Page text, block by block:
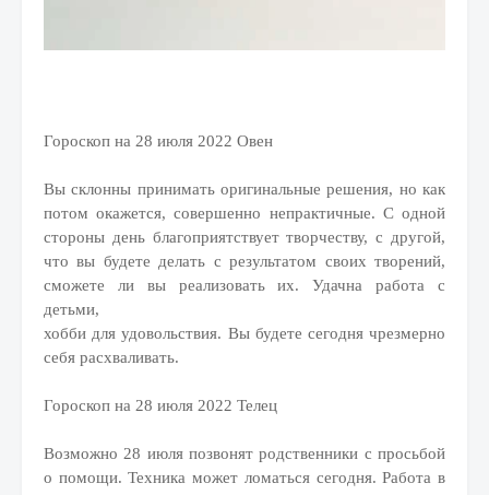
Гороскоп на 28 июля 2022 Овен
Вы склонны принимать оригинальные решения, но как
потом окажется, совершенно непрактичные. С одной
стороны день благоприятствует творчеству, с другой,
что вы будете делать с результатом своих творений,
сможете ли вы реализовать их. Удачна работа с
детьми,
хобби для удовольствия. Вы будете сегодня чрезмерно
себя расхваливать.
Гороскоп на 28 июля 2022 Телец
Возможно 28 июля позвонят родственники с просьбой
о помощи. Техника может ломаться сегодня. Работа в